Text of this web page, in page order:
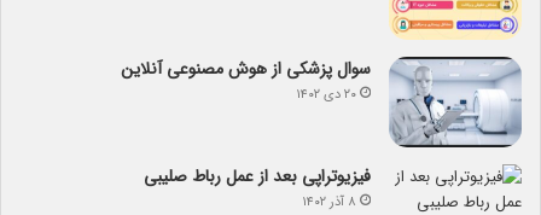
سوال پزشکی از هوش مصنوعی آنلاین
۲۰ دی ۱۴۰۲
فیزیوتراپی بعد از عمل رباط صلیبی
۸ آذر ۱۴۰۲